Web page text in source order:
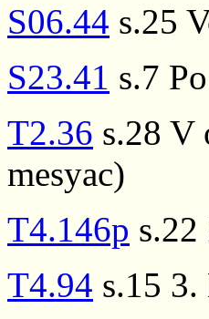
S06.44 s.25
S23.41 s.7
T2.36 s.28 V
mesyac)
T4.146p s.22
T4.94 s.15